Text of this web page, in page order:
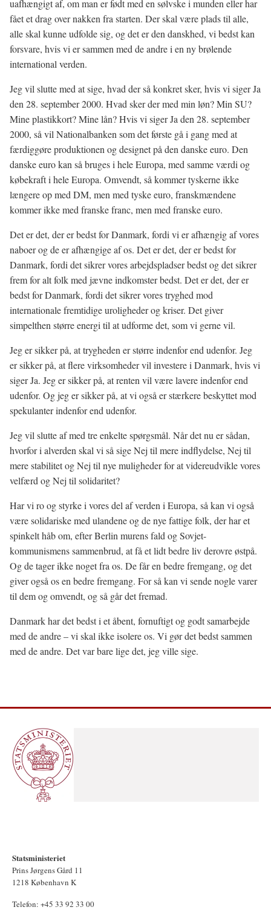
uafhængigt af, om man er født med en sølvske i munden eller har
fået et drag over nakken fra starten. Der skal være plads til alle,
alle skal kunne udfolde sig, og det er den danskhed, vi bedst kan
forsvare, hvis vi er sammen med de andre i en ny brølende
international verden.
Jeg vil slutte med at sige, hvad der så konkret sker, hvis vi siger Ja
den 28. september 2000. Hvad sker der med min løn? Min SU?
Mine plastikkort? Mine lån? Hvis vi siger Ja den 28. september
2000, så vil Nationalbanken som det første gå i gang med at
færdiggøre produktionen og designet på den danske euro. Den
danske euro kan så bruges i hele Europa, med samme værdi og
købekraft i hele Europa. Omvendt, så kommer tyskerne ikke
længere op med DM, men med tyske euro, franskmændene
kommer ikke med franske franc, men med franske euro.
Det er det, der er bedst for Danmark, fordi vi er afhængig af vores
naboer og de er afhængige af os. Det er det, der er bedst for
Danmark, fordi det sikrer vores arbejdspladser bedst og det sikrer
frem for alt folk med jævne indkomster bedst. Det er det, der er
bedst for Danmark, fordi det sikrer vores tryghed mod
internationale fremtidige uroligheder og kriser. Det giver
simpelthen større energi til at udforme det, som vi gerne vil.
Jeg er sikker på, at trygheden er større indenfor end udenfor. Jeg
er sikker på, at flere virksomheder vil investere i Danmark, hvis vi
siger Ja. Jeg er sikker på, at renten vil være lavere indenfor end
udenfor. Og jeg er sikker på, at vi også er stærkere beskyttet mod
spekulanter indenfor end udenfor.
Jeg vil slutte af med tre enkelte spørgsmål. Når det nu er sådan,
hvorfor i alverden skal vi så sige Nej til mere indflydelse, Nej til
mere stabilitet og Nej til nye muligheder for at videreudvikle vores
velfærd og Nej til solidaritet?
Har vi ro og styrke i vores del af verden i Europa, så kan vi også
være solidariske med ulandene og de nye fattige folk, der har et
spinkelt håb om, efter Berlin murens fald og Sovjet-
kommunismens sammenbrud, at få et lidt bedre liv derovre østpå.
Og de tager ikke noget fra os. De får en bedre fremgang, og det
giver også os en bedre fremgang. For så kan vi sende nogle varer
til dem og omvendt, og så går det fremad.
Danmark har det bedst i et åbent, fornuftigt og godt samarbejde
med de andre – vi skal ikke isolere os. Vi gør det bedst sammen
med de andre. Det var bare lige det, jeg ville sige.
Statsministeriet
Prins Jørgens Gård 11
1218 København K
Telefon: +45 33 92 33 00